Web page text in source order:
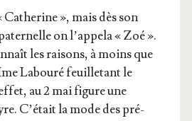
», mais dès son
on l’ap­pe­la « Zoé ».
les rai­sons, à moins que
Labou­ré feuille­tant le
au 2 mai figure une
C’é­tait la mode des pré­